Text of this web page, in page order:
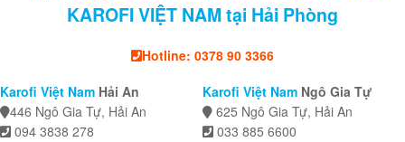
KAROFI VIỆT NAM tại Hải Phòng
Hotline: 0378 90 3366
Karofi Việt Nam Hải An
446 Ngô Gia Tự, Hải An
094 3838 278
Karofi Việt Nam Ngô Gia Tự
625 Ngô Gia Tự, Hải An
033 885 6600